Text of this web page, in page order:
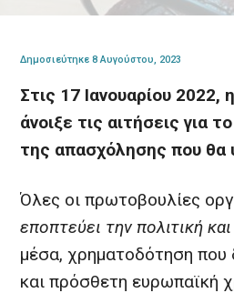
Δημοσιεύτηκε 8 Αυγούστου, 2023
Στις 17 Ιανουαρίου
άνοιξε τις αιτήσεις για
της απασχόλησης που θα
Όλες οι πρωτοβουλίες
εποπτεύει την πολιτική
μέσα, χρηματοδότηση που
και πρόσθετη ευρωπαϊκή